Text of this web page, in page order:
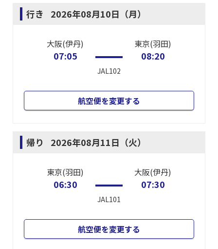
行き 2026年08月10日（月）
大阪(伊丹)
07:05
JAL102
東京(羽田)
08:20
航空便を変更する
帰り 2026年08月11日（火）
東京(羽田)
06:30
JAL101
大阪(伊丹)
07:30
航空便を変更する